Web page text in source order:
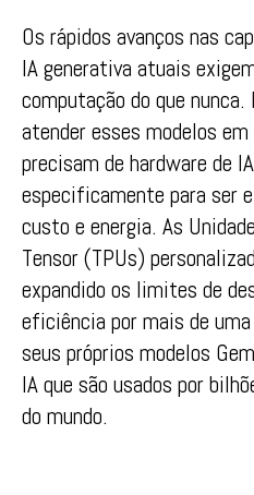
Os rápidos avanços nas
IA generativa atuais
computação do que
atender esses modelos
precisam de hardware de
especificamente para ser
custo e energia. As
Tensor (TPUs)
expandido os limites de
eficiência por mais de
seus próprios modelos
IA que são usados por
do mundo.